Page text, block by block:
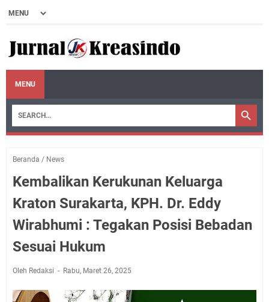
MENU
Beranda / News
Kembalikan Kerukunan Keluarga
Kraton Surakarta, KPH. Dr. Eddy
Wirabhumi : Tegakan Posisi Bebadan
Sesuai Hukum
Oleh Redaksi Rabu, Maret 26, 2025